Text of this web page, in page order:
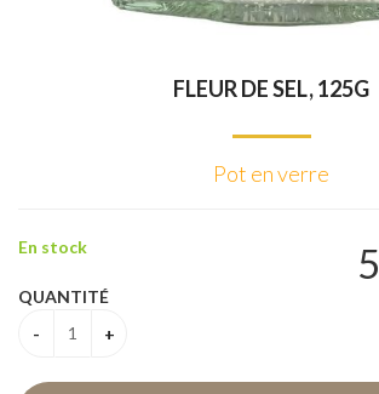
FLEUR DE SEL, 125G
Pot en verre
5
En stock
QUANTITÉ